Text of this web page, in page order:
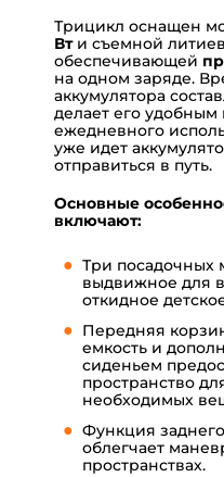
Трицикл оснащен
Вт и съемной
обеспечивающей
на одном заряде.
аккумулятора
делает его
ежедневного
уже идет
отправиться в путь.
Основные
включают:
Три посадочных
выдвижное для
откидное
Передняя
емкость и
сиденьем
пространство
необходимых
Функция
облегчает
пространствах.